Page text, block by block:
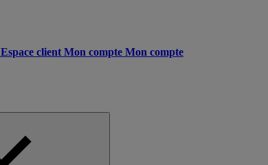
Espace client Mon compte Mon compte